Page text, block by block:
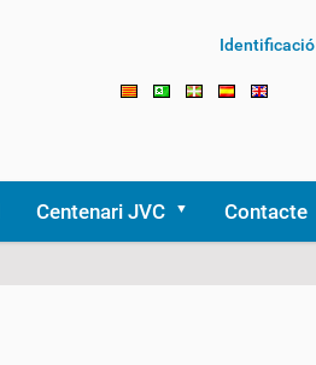
Identificació
Centenari JVC Contacte